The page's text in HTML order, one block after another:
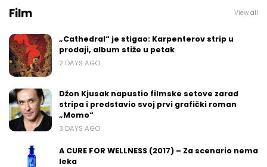
Film View all
„Cathedral“ je stigao: Karpenterov strip u
prodaji, album stiže u petak
2 DAYS AGO
Džon Kjusak napustio filmske setove zarad
stripa i predstavio svoj prvi grafički roman
„Momo“
3 DAYS AGO
A CURE FOR WELLNESS (2017) – Za scenario nema
leka